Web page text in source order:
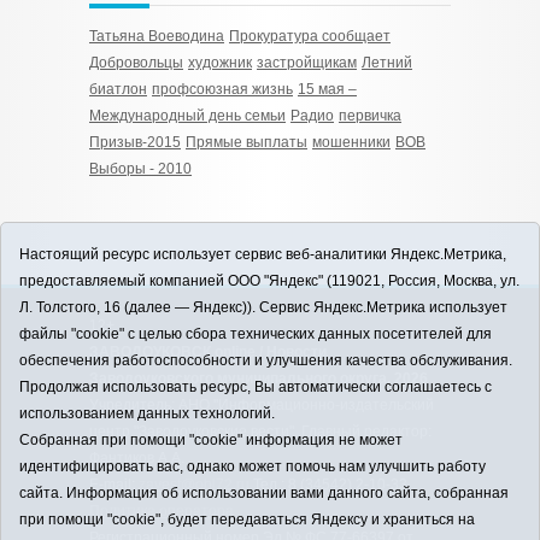
Татьяна Воеводина Прокуратура сообщает
Добровольцы художник застройщикам Летний
биатлон профсоюзная жизнь 15 мая –
Международный день семьи Радио первичка
Призыв-2015 Прямые выплаты мошенники ВОВ
Выборы - 2010
12+
ЗАВОДОУКОВСК online / Новости
Заводоуковского муниципального округа, 2026
Учредитель: АНО "Информационно-издательский
центр "Заводоуковские вести". Главный редактор:
E-mail:
zavest@obl72.ru
Тел.: 8 (34542) 2-10-33
Политика оператора
Настоящий ресурс использует сервис веб-аналитики Яндекс.Метрика,
предоставляемый компанией ООО "Яндекс" (119021, Россия, Москва, ул.
Л. Толстого, 16 (далее — Яндекс)). Сервис Яндекс.Метрика использует
файлы "cookie" с целью сбора технических данных посетителей для
обеспечения работоспособности и улучшения качества обслуживания.
Продолжая использовать ресурс, Вы автоматически соглашаетесь с
использованием данных технологий.
Собранная при помощи "cookie" информация не может
идентифицировать вас, однако может помочь нам улучшить работу
сайта. Информация об использовании вами данного сайта, собранная
при помощи "cookie", будет передаваться Яндексу и храниться на